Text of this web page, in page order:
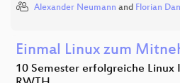
Alexander Neumann and Florian
Einmal Linux zum
10 Semester erfolgreiche Linux